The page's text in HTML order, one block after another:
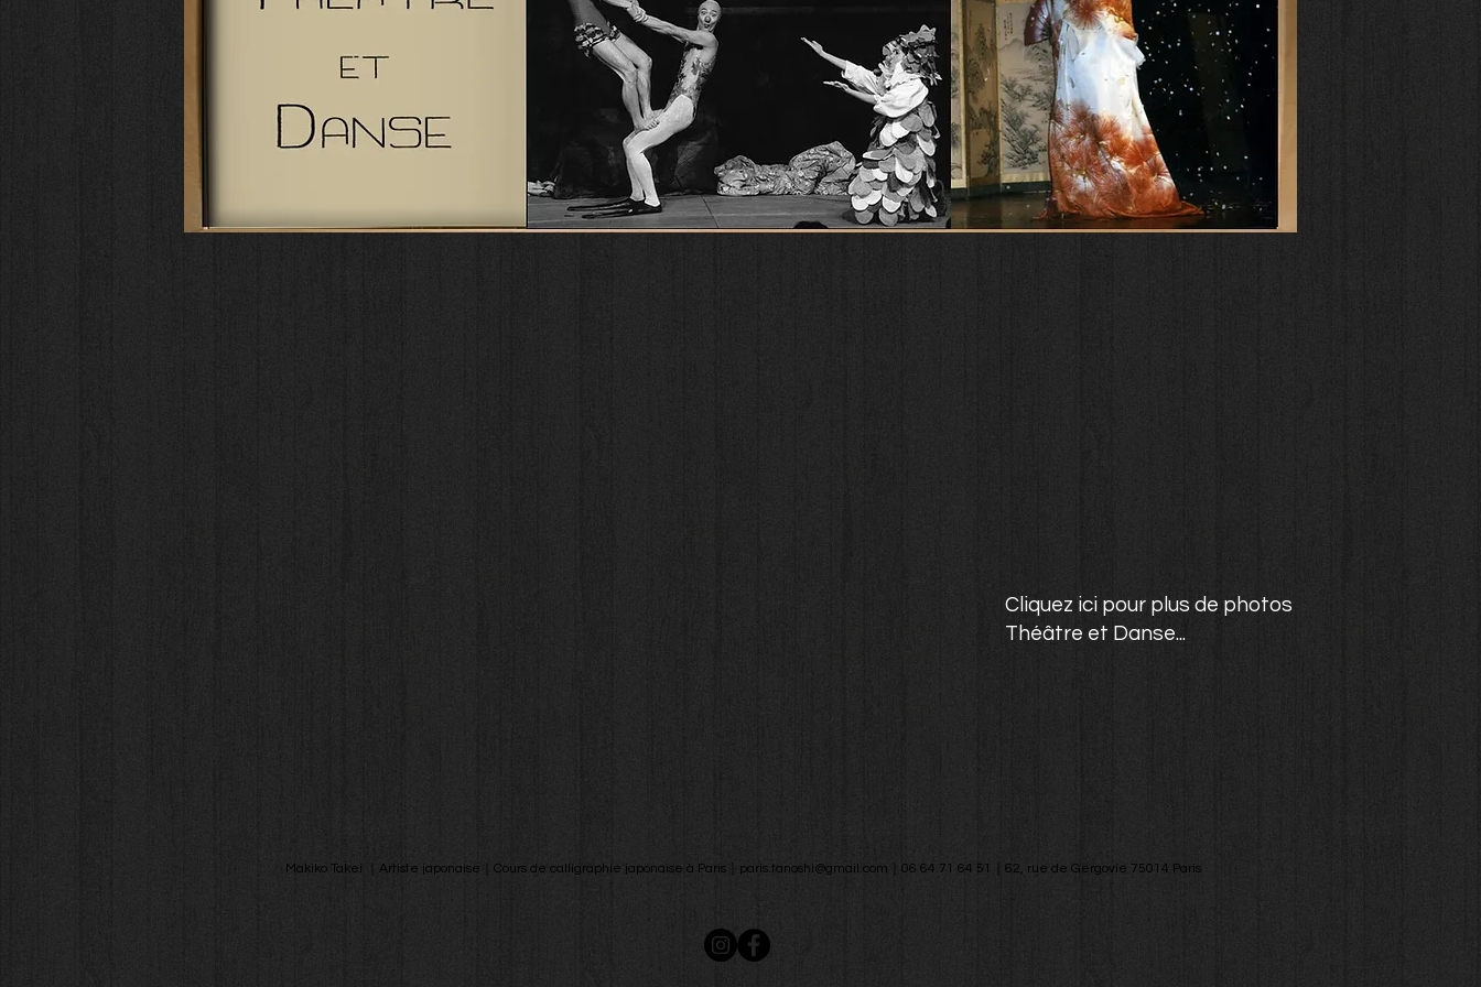
Takei Makiko
Vos évènements Expo/Event Galerie Livres Cours de calligraphie Biographie
Cliquez ici pour plus de photos
Théâtre et Danse...
Makiko Takei ｜Artiste japonaise｜Cours de calligraphie japonaise à Paris｜ paris.tanoshi@gmail.com ｜06 64 71 64 51｜62, rue de Gergovie 75014 Paris